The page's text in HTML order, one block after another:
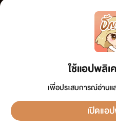
ใช้แอปพลิ
เพื่อประสบการณ์อ่าน
เปิดแอ
เว็บไซต์แห่งนี้ไม่ได้เห็นด้วยและไม่ขอรับผิดชอบต่อ
วิจารณญาณในการกลั่นกรองด้วยตนเอง และหากท่
กรุณาแจ้งมาที่ tunwalai@ookbee.com เพื่อทีมงา
ลิขสิทธิ์ตามพระราชบัญญัติลิขสิทธิ์ (ฉบับเพิ่มเติม) พ.